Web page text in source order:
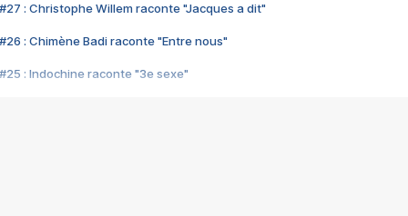
#27 : Christophe Willem raconte "Jacques a dit"
#26 : Chimène Badi raconte "Entre nous"
#25 : Indochine raconte "3e sexe"